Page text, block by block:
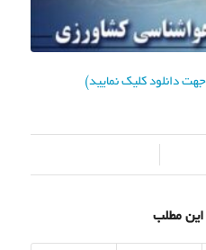
دانلود کلیک نمایید)
مطلب